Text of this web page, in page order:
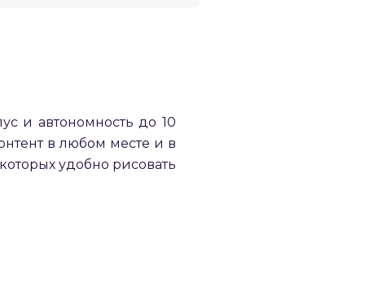
и автономность до 10
в любом месте и в
удобно рисовать